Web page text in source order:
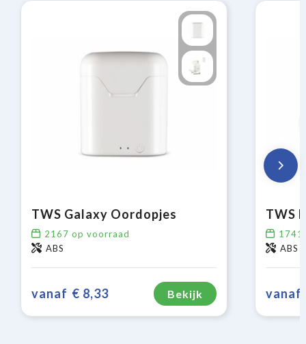
TWS Galaxy Oordopjes
2167 op voorraad
ABS
vanaf € 8,33 Bekijk
TWS
1741
ABS
vanaf